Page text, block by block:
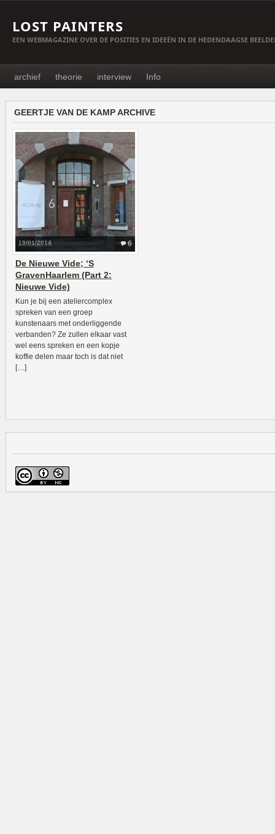
LOST PAINTERS
EEN WEBMAGAZINE OVER DE POSITIES EN IDEEËN IN DE HEDENDAAGSE
archief theorie interview Info
GEERTJE VAN DE KAMP ARCHIVE
6
19/01/2014
De Nieuwe Vide; ‘S
GravenHaarlem (Part 2:
Nieuwe Vide)
Kun je bij een ateliercomplex
spreken van een groep
kunstenaars met onderliggende
verbanden? Ze zullen elkaar vast
wel eens spreken en een kopje
koffie delen maar toch is dat niet
[…]